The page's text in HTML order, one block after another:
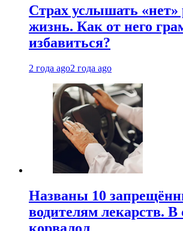
Страх услышать
жизнь. Как от него
избавиться?
2 года ago2 года ago
Названы 10
водителям лекарств. В
корвалол